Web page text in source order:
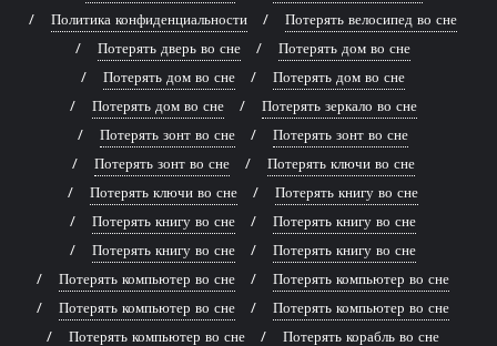
Политика конфиденциальности
Потерять велосипед во сне
Потерять дверь во сне
Потерять дом во сне
Потерять дом во сне
Потерять дом во сне
Потерять дом во сне
Потерять зеркало во сне
Потерять зонт во сне
Потерять зонт во сне
Потерять зонт во сне
Потерять ключи во сне
Потерять ключи во сне
Потерять книгу во сне
Потерять книгу во сне
Потерять книгу во сне
Потерять книгу во сне
Потерять книгу во сне
Потерять компьютер во сне
Потерять компьютер во сне
Потерять компьютер во сне
Потерять компьютер во сне
Потерять компьютер во сне
Потерять корабль во сне